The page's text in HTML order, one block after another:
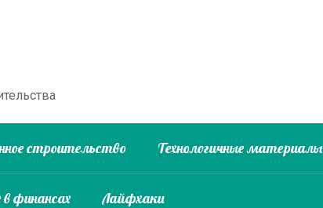
строительство Технологичные материалы
финансах Лайфхаки